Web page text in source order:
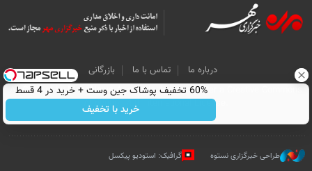
درباره ما تماس با ما
بازرگانی
All Content by Mehr News Agency is licensed under a Creative Commons
Attribution 4.0 International License.
طراحی خبرگزاری نستوه گرافیک: استودیو پیکسل
60% تخفیف پوشاک جین وست + خرید در 4 قسط
خرید با تخفیف